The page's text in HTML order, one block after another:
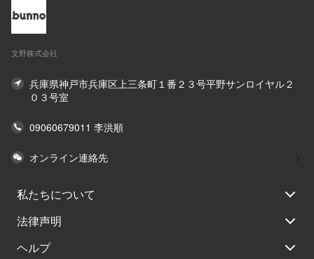
文野株式会社
兵庫県神戸市兵庫区上三条町１番２３号平野サンロイヤル２
０３号室
09060679011 李洪順
オンライン連絡先
私たちについて
法律声明
ヘルプ